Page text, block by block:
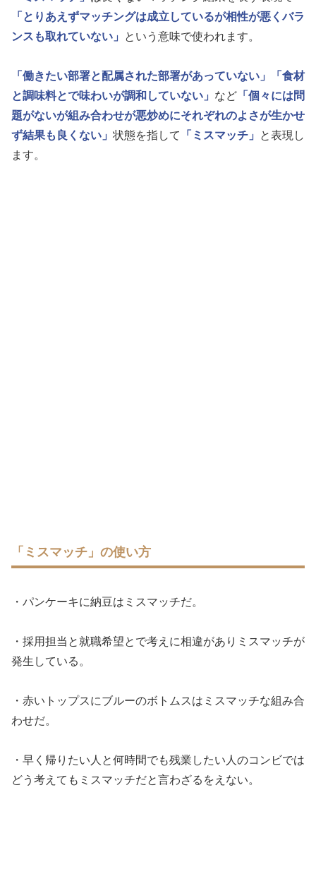
「とりあえずマッチングは成立しているが相性が悪くバラ
ンスも取れていない」
という意味で使われます。
「働きたい部署と配属された部署があっていない」
「食材
と調味料とで味わいが調和していない」 など 「個々には問
題がないが組み合わせが悪炒めにそれぞれのよさが生かせ
ず結果も良くない」 状態を指して 「ミスマッチ」
と表現し
ます。
「ミスマッチ」の使い方
・パンケーキに納豆はミスマッチだ。
・採用担当と就職希望とで考えに相違がありミスマッチが
発生している。
・赤いトップスにブルーのボトムスはミスマッチな組み合
わせだ。
・早く帰りたい人と何時間でも残業したい人のコンビでは
どう考えてもミスマッチだと言わざるをえない。